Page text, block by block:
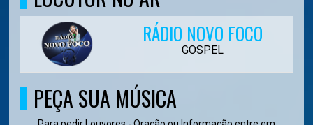
RÁDIO NOVO FOCO
GOSPEL
PEÇA SUA MÚSICA